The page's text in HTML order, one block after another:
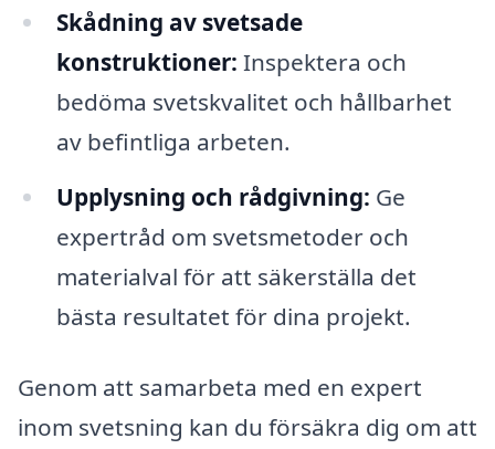
Skådning av svetsade
konstruktioner: Inspektera och
bedöma svetskvalitet och hållbarhet
av befintliga arbeten.
Upplysning och rådgivning: Ge
expertråd om svetsmetoder och
materialval för att säkerställa det
bästa resultatet för dina projekt.
Genom att samarbeta med en expert
inom svetsning kan du försäkra dig om att